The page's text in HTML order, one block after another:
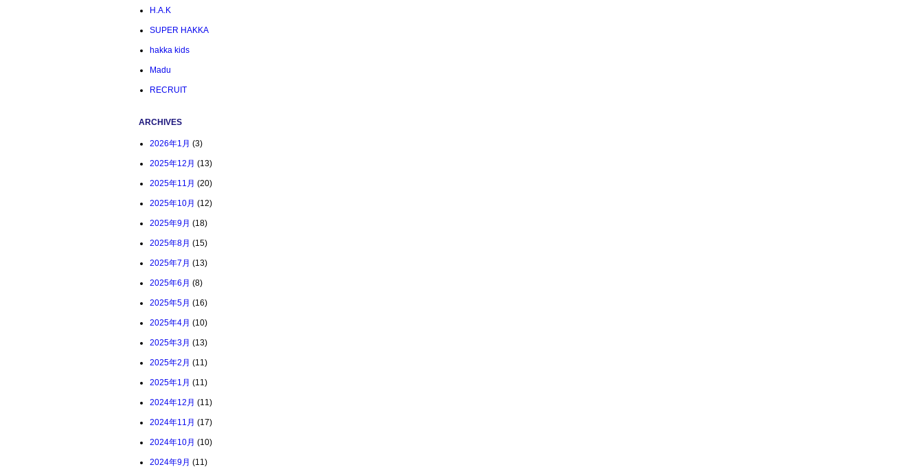
H.A.K
SUPER HAKKA
hakka kids
Madu
RECRUIT
ARCHIVES
2026年1月 (3)
2025年12月 (13)
2025年11月 (20)
2025年10月 (12)
2025年9月 (18)
2025年8月 (15)
2025年7月 (13)
2025年6月 (8)
2025年5月 (16)
2025年4月 (10)
2025年3月 (13)
2025年2月 (11)
2025年1月 (11)
2024年12月 (11)
2024年11月 (17)
2024年10月 (10)
2024年9月 (11)